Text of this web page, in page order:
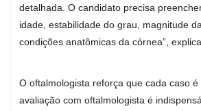
detalhada. O candidato precisa
idade, estabilidade do grau, magnitude
condições anatômicas da córnea”,
O oftalmologista reforça que cada caso
avaliação com oftalmologista é